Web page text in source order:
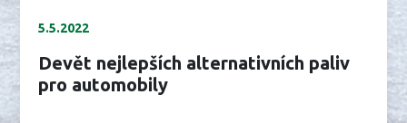
5.5.2022
Devět nejlepších alternativních paliv
pro automobily